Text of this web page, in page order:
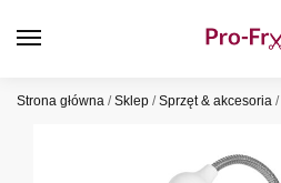
Strona główna /Sklep /Sprzęt & akcesoria /